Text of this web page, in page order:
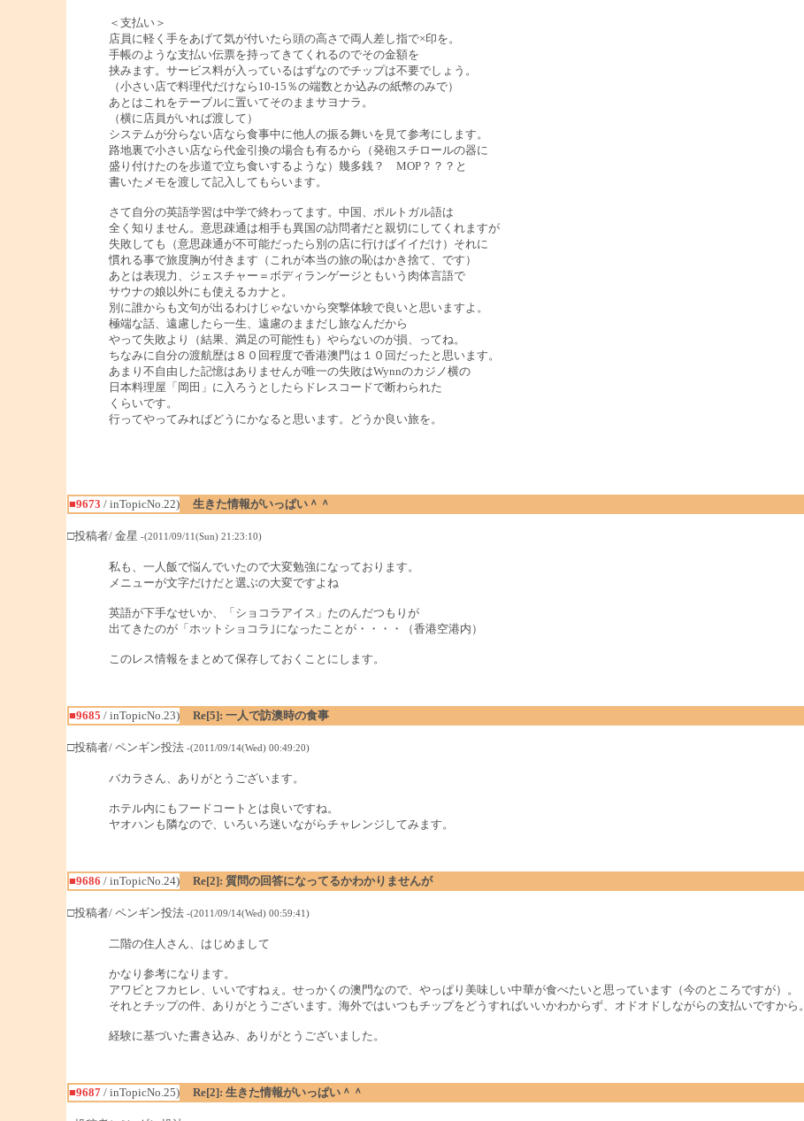
＜支払い＞
店員に軽く手をあげて気が付いたら頭の高さで両人差し指で×印を。
手帳のような支払い伝票を持ってきてくれるのでその金額を
挟みます。サービス料が入っているはずなのでチップは不要でしょう。
（小さい店で料理代だけなら10-15％の端数とか込みの紙幣のみで）
あとはこれをテーブルに置いてそのままサヨナラ。
（横に店員がいれば渡して）
システムが分らない店なら食事中に他人の振る舞いを見て参考にします。
路地裏で小さい店なら代金引換の場合も有るから（発砲スチロールの器に
盛り付けたのを歩道で立ち食いするような）幾多銭？ MOP？？？と
書いたメモを渡して記入してもらいます。
さて自分の英語学習は中学で終わってます。中国、ポルトガル語は
全く知りません。意思疎通は相手も異国の訪問者だと親切にしてくれますが
失敗しても（意思疎通が不可能だったら別の店に行けばイイだけ）それに
慣れる事で旅度胸が付きます（これが本当の旅の恥はかき捨て、です）
あとは表現力、ジェスチャー＝ボディランゲージともいう肉体言語で
サウナの娘以外にも使えるカナと。
別に誰からも文句が出るわけじゃないから突撃体験で良いと思いますよ。
極端な話、遠慮したら一生、遠慮のままだし旅なんだから
やって失敗より（結果、満足の可能性も）やらないのが損、ってね。
ちなみに自分の渡航歴は８０回程度で香港澳門は１０回だったと思います。
あまり不自由した記憶はありませんが唯一の失敗はWynnのカジノ横の
日本料理屋「岡田」に入ろうとしたらドレスコードで断わられた
くらいです。
行ってやってみればどうにかなると思います。どうか良い旅を。
■9673 / inTopicNo.22)
生きた情報がいっぱい＾＾
□投稿者/ 金星 -(2011/09/11(Sun) 21:23:10)
私も、一人飯で悩んでいたので大変勉強になっております。
メニューが文字だけだと選ぶの大変ですよね
英語が下手なせいか、「ショコラアイス」たのんだつもりが
出てきたのが「ホットショコラ｣になったことが・・・・（香港空港内）
このレス情報をまとめて保存しておくことにします。
■9685 / inTopicNo.23)
Re[5]: 一人で訪澳時の食事
□投稿者/ ペンギン投法 -(2011/09/14(Wed) 00:49:20)
バカラさん、ありがとうございます。
ホテル内にもフードコートとは良いですね。
ヤオハンも隣なので、いろいろ迷いながらチャレンジしてみます。
■9686 / inTopicNo.24)
Re[2]: 質問の回答になってるかわかりませんが
□投稿者/ ペンギン投法 -(2011/09/14(Wed) 00:59:41)
二階の住人さん、はじめまして
かなり参考になります。
アワビとフカヒレ、いいですねぇ。せっかくの澳門なので、やっぱり美味しい中華が食べたいと思っています（今のところですが）。
それとチップの件、ありがとうございます。海外ではいつもチップをどうすればいいかわからず、オドオドしながらの支払いですから。
経験に基づいた書き込み、ありがとうございました。
■9687/ inTopicNo.25)
Re[2]: 生きた情報がいっぱい＾＾